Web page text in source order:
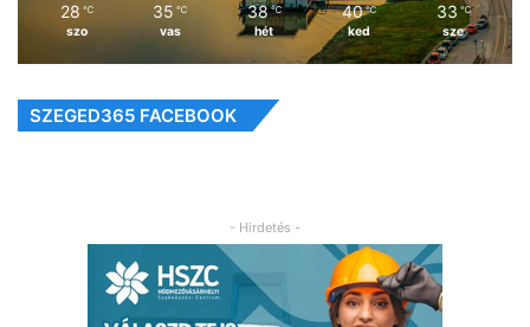
28 ℃
szo
35 ℃
vas
38 ℃
hét
40 ℃
ked
33 ℃
sze
SZEGED365 FACEBOOK
- Hirdetés -